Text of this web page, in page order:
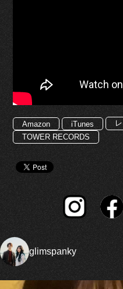
Amazon iTunes
TOWER RECORDS
glimspanky